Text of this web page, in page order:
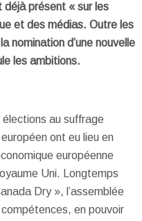
déjà présent « sur les
et des médias. Outre les
nomination d’une nouvelle
les ambitions.
élections au suffrage
ont eu lieu en
européenne
Uni. Longtemps
Dry », l’assemblée
en pouvoir